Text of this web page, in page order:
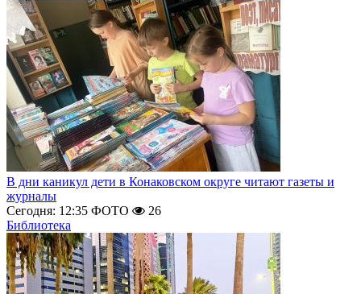
В дни каникул дети в Конаковском округе читают газеты и
журналы
Сегодня: 12:35 ФОТО
26
Библиотека